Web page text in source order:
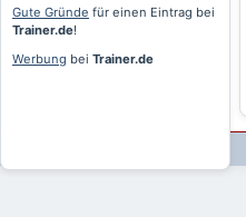
Gute Gründe für einen Eintrag bei
Trainer.de!
Werbung bei Trainer.de